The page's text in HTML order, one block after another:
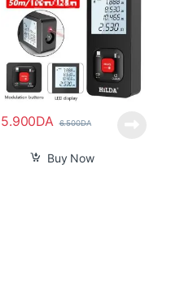
5.900DA 6.500DA
Buy Now